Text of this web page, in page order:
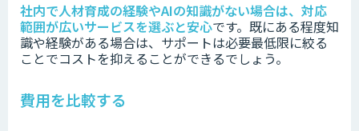
社内で人材育成の経験やAIの知識がない場合は、対応
範囲が広いサービスを選ぶと安心です。既にある程度知
識や経験がある場合は、サポートは必要最低限に絞る
ことでコストを抑えることができるでしょう。
費用を比較する